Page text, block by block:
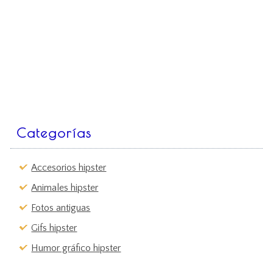
Categorías
Accesorios hipster
Animales hipster
Fotos antiguas
Gifs hipster
Humor gráfico hipster